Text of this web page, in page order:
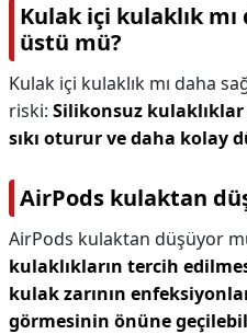
Kulak içi kulaklık mı
üstü mü?
Kulak içi kulaklık mı daha
riski: Silikonsuz
sıkı oturur ve daha kolay
AirPods kulaktan
AirPods kulaktan düşüyor
kulaklıkların tercih
kulak zarının
görmesinin önüne